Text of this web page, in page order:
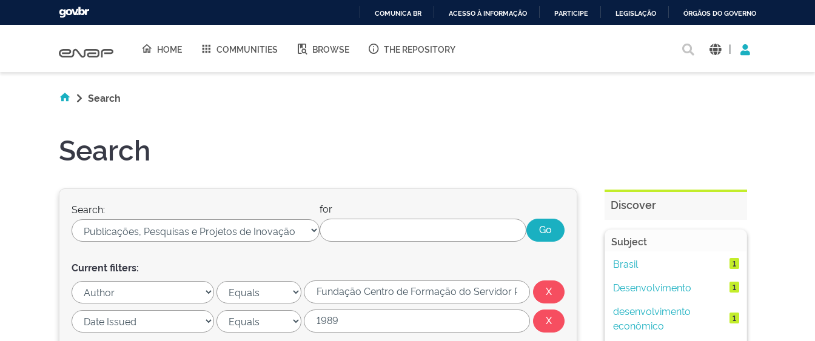
O
COMUNICA BR ACESSO À INFORMAÇÃO PARTICIPE LEGISLAÇÃO ÓRGÃOS DO GOVERNO
HOME COMMUNITIES BROWSE THE REPOSITORY |
Search
Search
Search: for
Current filters:
Discover
Subject
Brasil
1
Desenvolvimento 1
desenvolvimento
econômico
1